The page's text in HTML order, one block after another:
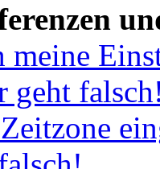
meine
geht